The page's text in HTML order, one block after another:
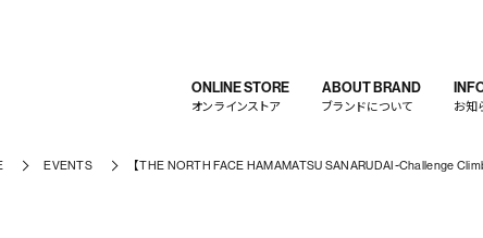
ONLINE STORE
オンラインストア
ABOUT BRAND
ブランドについて お知
EVENTS 【THE NORTH FACE HAMAMATSU SANARUDAI~Challenge